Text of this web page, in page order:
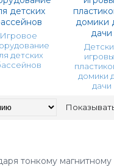
Игровое
детских
домики
дачи
тонкому